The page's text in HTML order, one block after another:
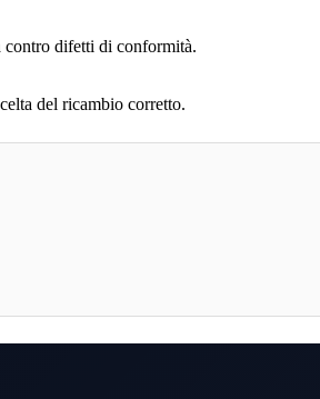
contro difetti di conformità.
del ricambio corretto.